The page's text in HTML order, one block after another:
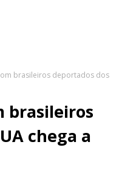
brasileiros deportados dos
brasileiros
chega a